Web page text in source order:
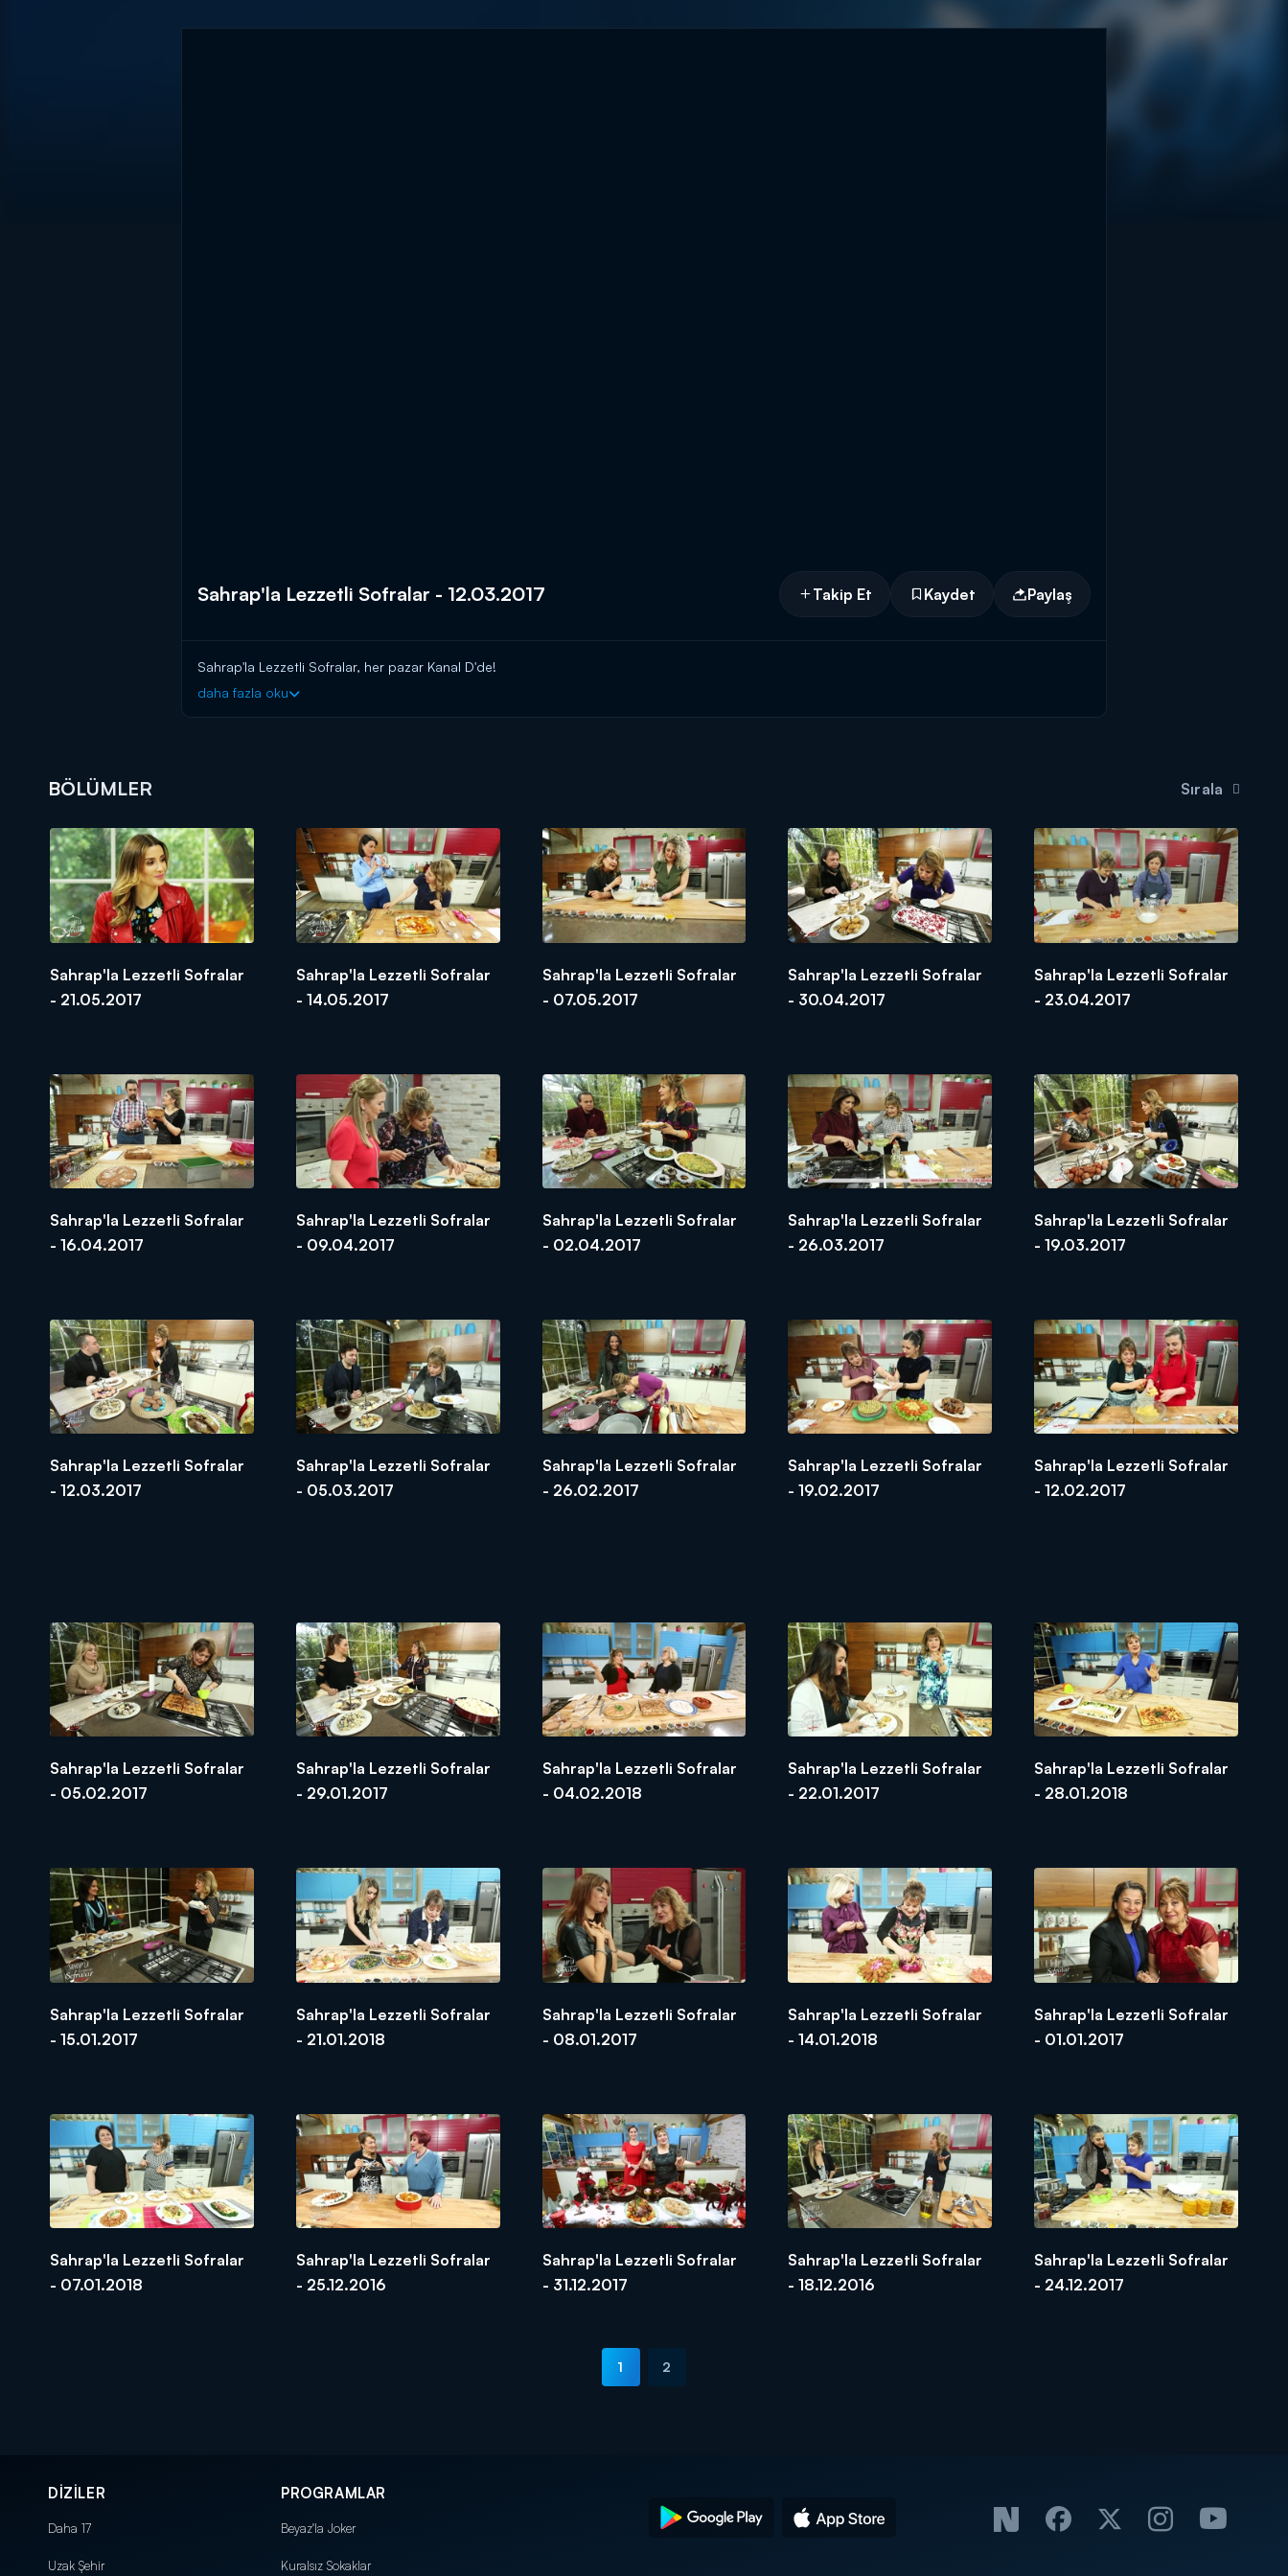
Sahrap'la Lezzetli Sofralar - 12.03.2017 Takip Et Kaydet Paylaş
Sahrap'la Lezzetli Sofralar, her pazar Kanal D'de!
daha fazla oku
BÖLÜMLER Sırala
Sahrap'la Lezzetli Sofralar
- 21.05.2017
Sahrap'la Lezzetli Sofralar
- 14.05.2017
Sahrap'la Lezzetli Sofralar
- 07.05.2017
Sahrap'la Lezzetli Sofralar
- 30.04.2017
Sahrap'la Lezzetli Sofralar
- 23.04.2017
Sahrap'la Lezzetli Sofralar
- 16.04.2017
Sahrap'la Lezzetli Sofralar
- 09.04.2017
Sahrap'la Lezzetli Sofralar
- 02.04.2017
Sahrap'la Lezzetli Sofralar
- 26.03.2017
Sahrap'la Lezzetli Sofralar
- 19.03.2017
Sahrap'la Lezzetli Sofralar
- 12.03.2017
Sahrap'la Lezzetli Sofralar
- 05.03.2017
Sahrap'la Lezzetli Sofralar
- 26.02.2017
Sahrap'la Lezzetli Sofralar
- 19.02.2017
Sahrap'la Lezzetli Sofralar
- 12.02.2017
Sahrap'la Lezzetli Sofralar
- 05.02.2017
Sahrap'la Lezzetli Sofralar
- 29.01.2017
Sahrap'la Lezzetli Sofralar
- 04.02.2018
Sahrap'la Lezzetli Sofralar
- 22.01.2017
Sahrap'la Lezzetli Sofralar
- 28.01.2018
Sahrap'la Lezzetli Sofralar
- 15.01.2017
Sahrap'la Lezzetli Sofralar
- 21.01.2018
Sahrap'la Lezzetli Sofralar
- 08.01.2017
Sahrap'la Lezzetli Sofralar
- 14.01.2018
Sahrap'la Lezzetli Sofralar
- 01.01.2017
Sahrap'la Lezzetli Sofralar
- 07.01.2018
Sahrap'la Lezzetli Sofralar
- 25.12.2016
Sahrap'la Lezzetli Sofralar
- 31.12.2017
Sahrap'la Lezzetli Sofralar
- 18.12.2016
Sahrap'la Lezzetli Sofralar
- 24.12.2017
1 2
DİZİLER
Daha 17
Uzak Şehir
PROGRAMLAR
Beyaz'la Joker
Kuralsız Sokaklar